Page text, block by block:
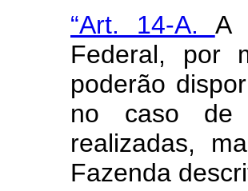
“Art. 14-A. A
Federal, por
poderão
no caso de
realizadas,
Fazenda